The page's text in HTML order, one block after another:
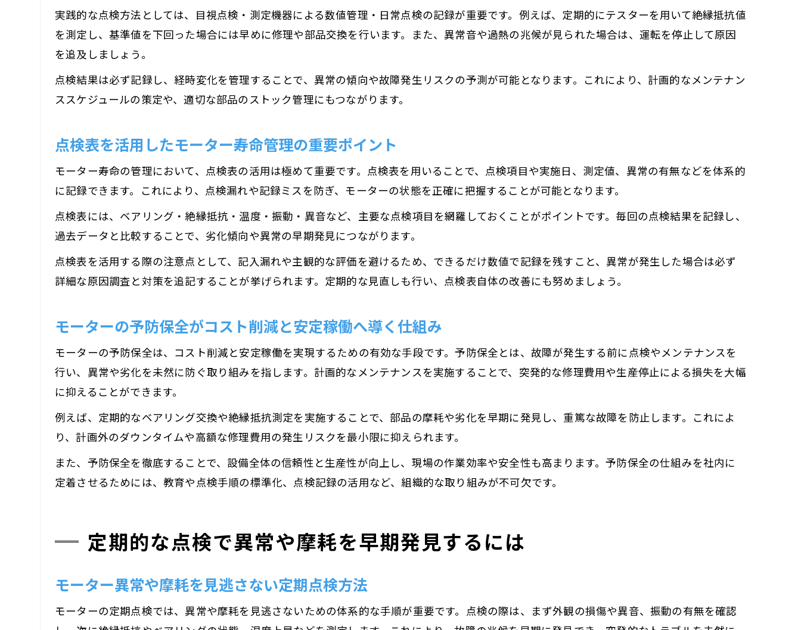
日常点検でモーター故障を防ぐポイント
日常のチェックでモーター寿命時間を延長
実践的な点検方法としては、目視点検・測定機器による数値管理・日常点検の記録が重要です。例えば、定期的にテスターを用いて絶縁抵抗値
を測定し、基準値を下回った場合には早めに修理や部品交換を行います。また、異常音や過熱の兆候が見られた場合は、運転を停止して原因
を追及しましょう。
点検結果は必ず記録し、経時変化を管理することで、異常の傾向や故障発生リスクの予測が可能となります。これにより、計画的なメンテナン
ススケジュールの策定や、適切な部品のストック管理にもつながります。
点検表を活用したモーター寿命管理の重要ポイント
モーター寿命の管理において、点検表の活用は極めて重要です。点検表を用いることで、点検項目や実施日、測定値、異常の有無などを体系的
に記録できます。これにより、点検漏れや記録ミスを防ぎ、モーターの状態を正確に把握することが可能となります。
点検表には、ベアリング・絶縁抵抗・温度・振動・異音など、主要な点検項目を網羅しておくことがポイントです。毎回の点検結果を記録し、
過去データと比較することで、劣化傾向や異常の早期発見につながります。
点検表を活用する際の注意点として、記入漏れや主観的な評価を避けるため、できるだけ数値で記録を残すこと、異常が発生した場合は必ず
詳細な原因調査と対策を追記することが挙げられます。定期的な見直しも行い、点検表自体の改善にも努めましょう。
モーターの予防保全がコスト削減と安定稼働へ導く仕組み
モーターの予防保全は、コスト削減と安定稼働を実現するための有効な手段です。予防保全とは、故障が発生する前に点検やメンテナンスを
行い、異常や劣化を未然に防ぐ取り組みを指します。計画的なメンテナンスを実施することで、突発的な修理費用や生産停止による損失を大幅
に抑えることができます。
例えば、定期的なベアリング交換や絶縁抵抗測定を実施することで、部品の摩耗や劣化を早期に発見し、重篤な故障を防止します。これによ
り、計画外のダウンタイムや高額な修理費用の発生リスクを最小限に抑えられます。
また、予防保全を徹底することで、設備全体の信頼性と生産性が向上し、現場の作業効率や安全性も高まります。予防保全の仕組みを社内に
定着させるためには、教育や点検手順の標準化、点検記録の活用など、組織的な取り組みが不可欠です。
定期的な点検で異常や摩耗を早期発見するには
モーター異常や摩耗を見逃さない定期点検方法
モーターの定期点検では、異常や摩耗を見逃さないための体系的な手順が重要です。点検の際は、まず外観の損傷や異音、振動の有無を確認